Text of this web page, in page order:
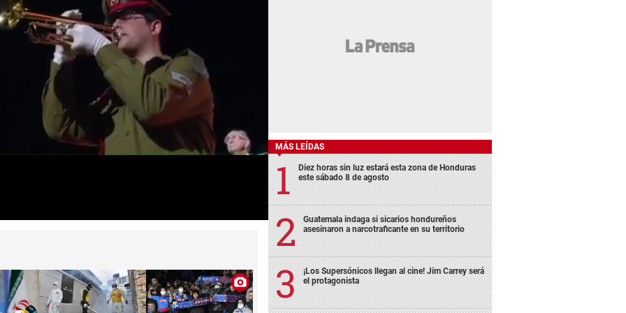
MÁS LEÍDAS
Diez horas sin luz estará esta zona de Honduras
este sábado 8 de agosto
Guatemala indaga si sicarios hondureños
asesinaron a narcotraficante en su territorio
¡Los Supersónicos llegan al cine! Jim Carrey será
el protagonista